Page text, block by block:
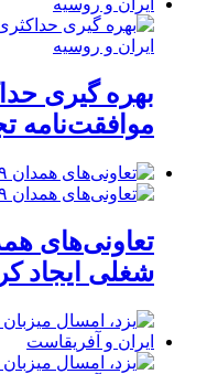
بهره گیری
موافقت‌نامه
شغلی ایجاد